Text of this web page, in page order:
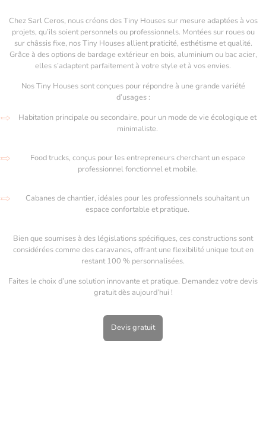
Chez Sarl Ceros, nous créons des Tiny Houses sur mesure adaptées à vos
projets, qu’ils soient personnels ou professionnels. Montées sur roues ou
sur châssis fixe, nos Tiny Houses allient praticité, esthétisme et qualité.
Grâce à des options de bardage extérieur en bois, aluminium ou bac acier,
elles s’adaptent parfaitement à votre style et à vos envies.
Nos Tiny Houses sont conçues pour répondre à une grande variété
d’usages :
Habitation principale ou secondaire, pour un mode de vie écologique et
minimaliste.
Food trucks, conçus pour les entrepreneurs cherchant un espace
professionnel fonctionnel et mobile.
Cabanes de chantier, idéales pour les professionnels souhaitant un
espace confortable et pratique.
Bien que soumises à des législations spécifiques, ces constructions sont
considérées comme des caravanes, offrant une flexibilité unique tout en
restant 100 % personnalisées.
Faites le choix d’une solution innovante et pratique. Demandez votre devis
gratuit dès aujourd’hui !
Devis gratuit